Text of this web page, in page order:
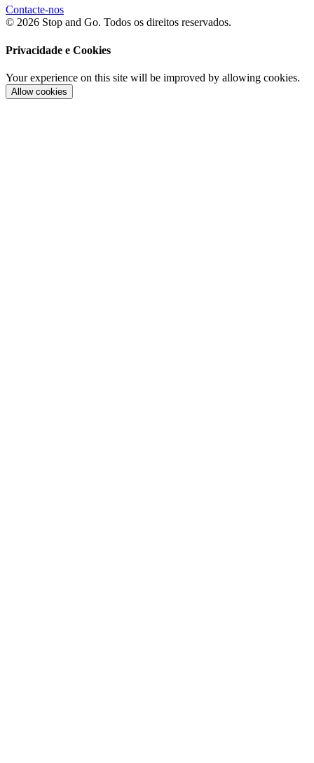
Contacte-nos
© 2026 Stop and Go. Todos os direitos reservados.
Privacidade e Cookies
Your experience on this site will be improved by allowing cookies.
Allow cookies